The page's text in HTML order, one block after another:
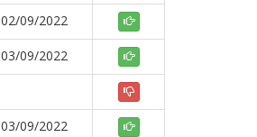
02/09/2022
03/09/2022
03/09/2022